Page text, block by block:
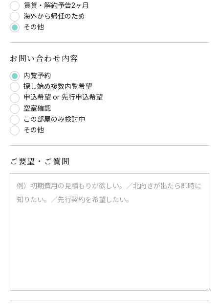
賃貸・解約予告2ヶ月
海外から帰任のため
その他
お問い合わせ内容
内覧予約
探し始め複数内覧希望
申込希望 or 先行申込希望
空室確認
この部屋のみ検討中
その他
ご要望・ご質問